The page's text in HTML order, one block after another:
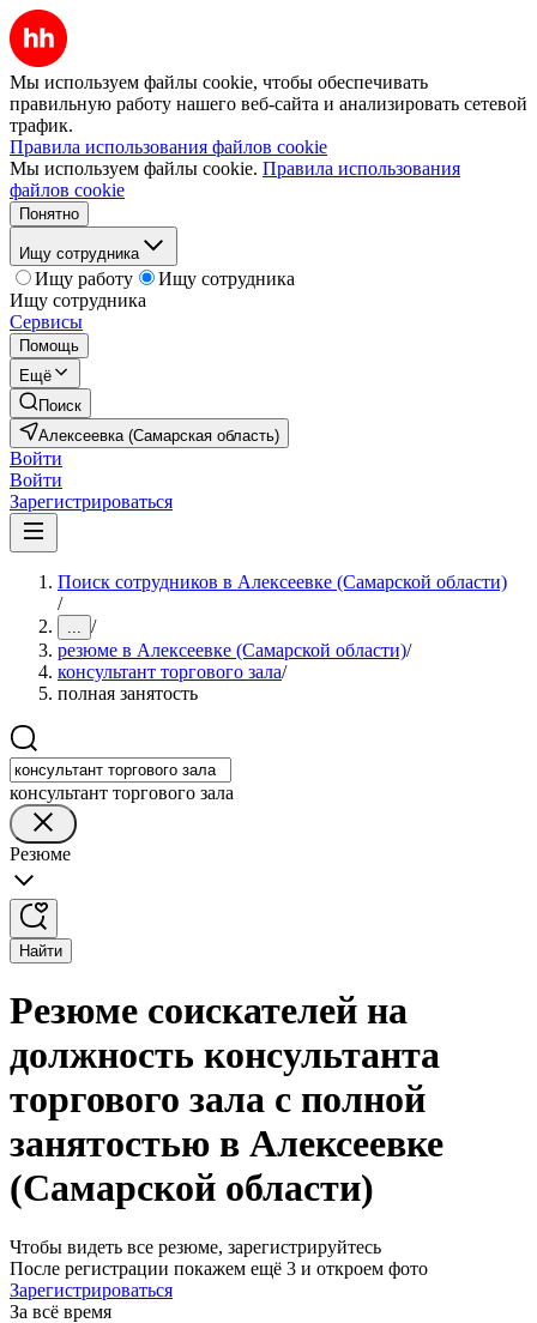
Мы используем файлы cookie, чтобы обеспечивать
правильную работу нашего веб-сайта и анализировать сетевой
трафик.
Правила использования файлов cookie
Мы используем файлы cookie. Правила использования
файлов cookie
Понятно
Ищу сотрудника
Ищу работу
Ищу сотрудника
Ищу сотрудника
Сервисы
Помощь
Ещё
Поиск
Алексеевка (Самарская область)
Войти
Войти
Зарегистрироваться
Поиск сотрудников в Алексеевке (Самарской области)
/
... /
резюме в Алексеевке (Самарской области)/
консультант торгового зала/
полная занятость
консультант торгового зала
Резюме
Найти
Резюме соискателей на
должность консультанта
торгового зала с полной
занятостью в Алексеевке
(Самарской области)
Чтобы видеть все резюме, зарегистрируйтесь
После регистрации покажем ещё 3 и откроем фото
Зарегистрироваться
За всё время